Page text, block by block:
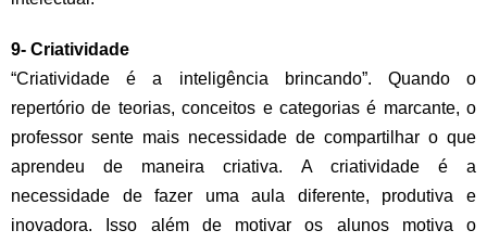
9- Criatividade
“Criatividade é a inteligência brincando”. Quando o
repertório de teorias, conceitos e categorias é marcante, o
professor sente mais necessidade de compartilhar o que
aprendeu de maneira criativa. A criatividade é a
necessidade de fazer uma aula diferente, produtiva e
inovadora. Isso além de motivar os alunos motiva o